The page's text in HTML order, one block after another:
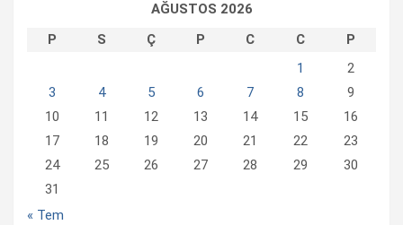
AĞUSTOS 2026
P
S Ç P C C
P
1
2
3
4 5 6 7 8
9
10
11 12 13 14 15
16
17
18 19 20 21 22
23
24
25 26 27 28 29
30
31
« Tem